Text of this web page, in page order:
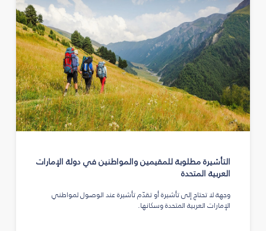
التأشيرة مطلوبة للمقيمين والمواطنين في دولة الإمارات
العربية المتحدة
وجهة لا تحتاج إلى تأشيرة أو تقدّم تأشيرة عند الوصول لمواطني
الإمارات العربية المتحدة وسكانها.